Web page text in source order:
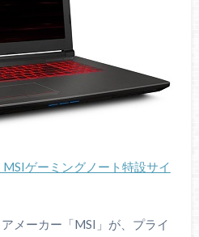
MSIゲーミングノート特設サイ
メーカー「MSI」が、プライ